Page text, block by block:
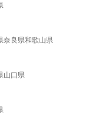
奈良県和歌山県
山口県